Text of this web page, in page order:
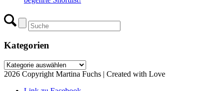
Kategorien
Kategorien
2026 Copyright Martina Fuchs | Created with Love